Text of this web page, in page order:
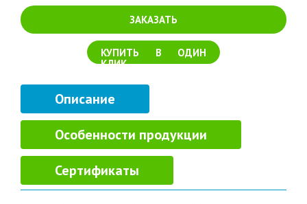
ЗАКАЗАТЬ
КУПИТЬ В ОДИН
КЛИК
Описание
Особенности продукции
Сертификаты